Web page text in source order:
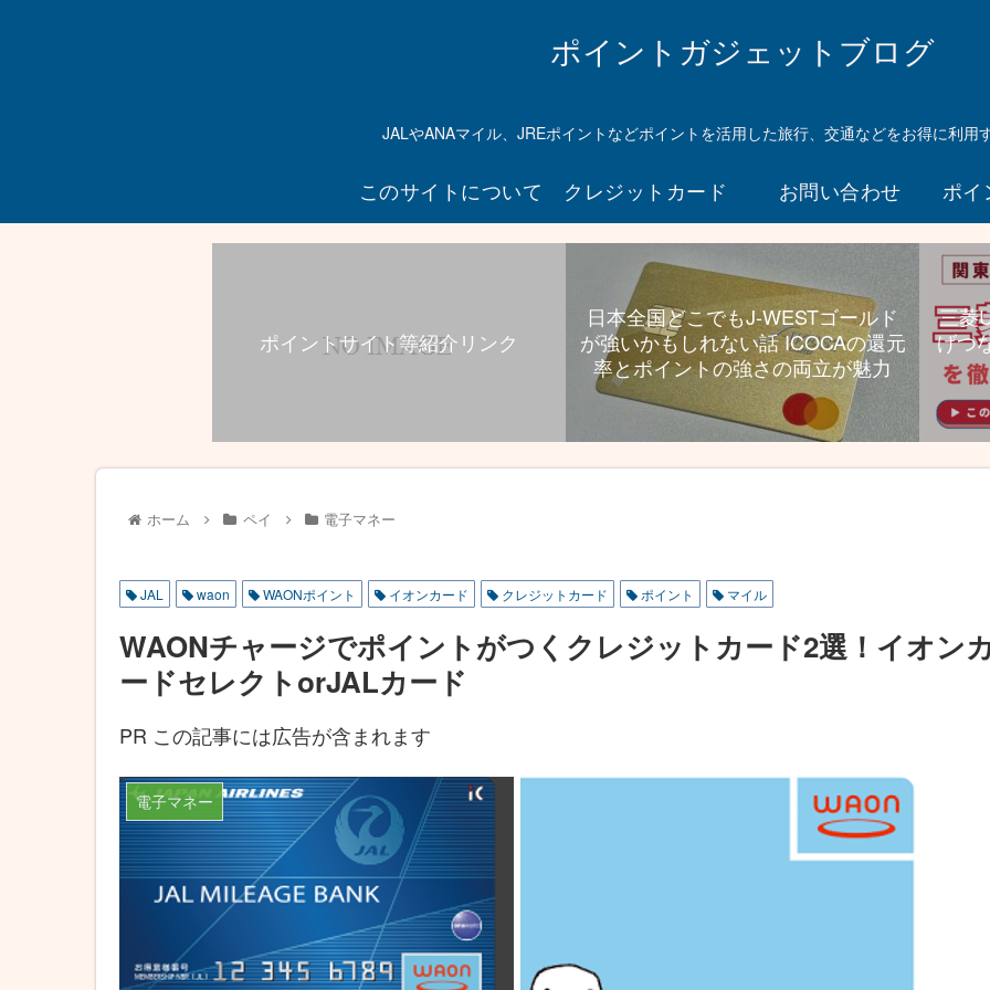
ポイントガジェットブログ
JALやANAマイル、JREポイントなどポイントを活用した旅行、交通などをお得に利用
このサイトについて クレジットカード お問い合わせ ポイ
ポイントサイト等紹介リンク
日本全国どこでもJ-WESTゴールド
が強いかもしれない話 ICOCAの還元
率とポイントの強さの両立が魅力
UC
プラ
とい
ない
んじ
ゃな
とい
う件
航空
券高
還元
と旅
行特
典、
三菱
げつ
ホーム ペイ 電子マネー
JAL waon WAONポイント イオンカード クレジットカード ポイント マイル
WAONチャージでポイントがつくクレジットカード2選！イオン
ードセレクトorJALカード
PR この記事には広告が含まれます
電子マネー